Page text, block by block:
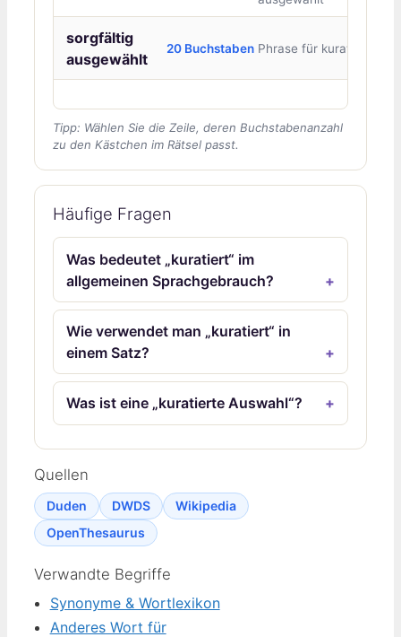
sorgfältig
ausgewählt
20 Buchstaben Phrase für kuratiert
Tipp: Wählen Sie die Zeile, deren Buchstabenanzahl
zu den Kästchen im Rätsel passt.
Häufige Fragen
Was bedeutet „kuratiert“ im
allgemeinen Sprachgebrauch?
Wie verwendet man „kuratiert“ in
einem Satz?
Was ist eine „kuratierte Auswahl“?
Quellen
Duden DWDS
Wikipedia
OpenThesaurus
Verwandte Begriffe
Synonyme & Wortlexikon
Anderes Wort für